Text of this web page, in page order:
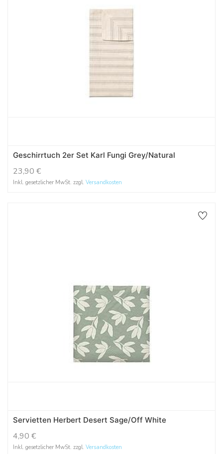
Geschirrtuch 2er Set Karl Fungi Grey/Natural
23,90 €
Inkl. gesetzlicher MwSt. zzgl. Versandkosten
Servietten Herbert Desert Sage/Off White
4,90 €
Inkl. gesetzlicher MwSt. zzgl. Versandkosten